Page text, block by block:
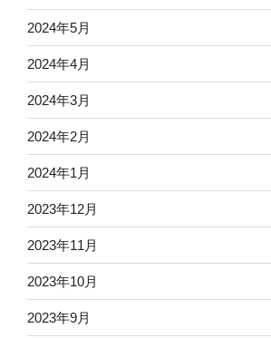
2024年5月
2024年4月
2024年3月
2024年2月
2024年1月
2023年12月
2023年11月
2023年10月
2023年9月